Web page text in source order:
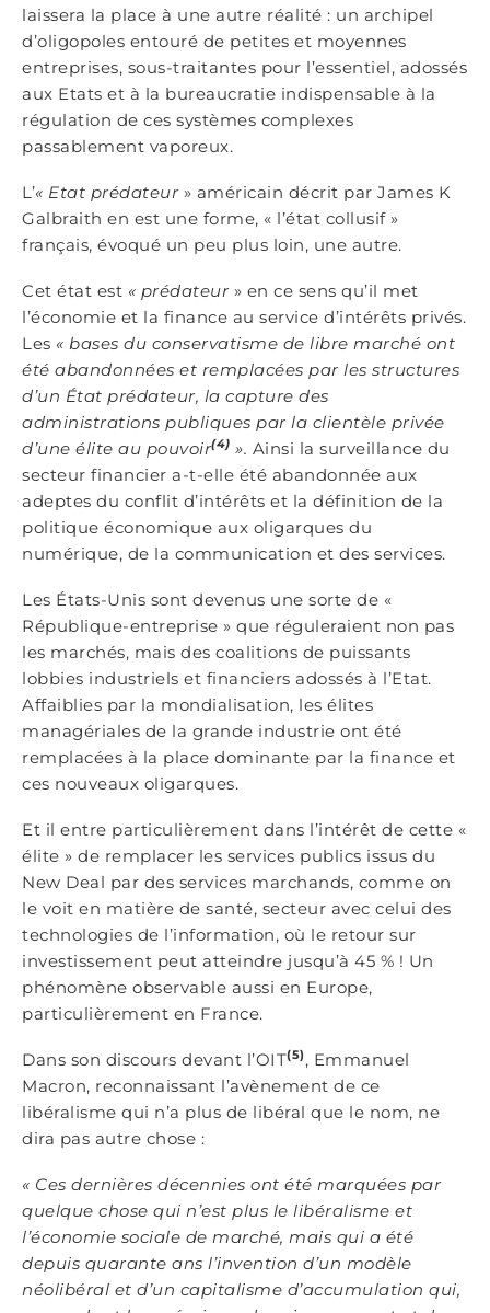
laissera la place à une autre réalité : un archipel
d’oligopoles entouré de petites et moyennes
entreprises, sous-traitantes pour l’essentiel, adossés
aux Etats et à la bureaucratie indispensable à la
régulation de ces systèmes complexes
passablement vaporeux.
L’« Etat prédateur » américain décrit par James K
Galbraith en est une forme, « l’état collusif »
français, évoqué un peu plus loin, une autre.
Cet état est « prédateur » en ce sens qu’il met
l’économie et la finance au service d’intérêts privés.
Les « bases du conservatisme de libre marché ont
été abandonnées et remplacées par les structures
d’un État prédateur, la capture des
administrations publiques par la clientèle privée
d’une élite au pouvoir(4) ». Ainsi la surveillance du
secteur financier a-t-elle été abandonnée aux
adeptes du conflit d’intérêts et la définition de la
politique économique aux oligarques du
numérique, de la communication et des services.
Les États-Unis sont devenus une sorte de «
République-entreprise » que réguleraient non pas
les marchés, mais des coalitions de puissants
lobbies industriels et financiers adossés à l’Etat.
Affaiblies par la mondialisation, les élites
managériales de la grande industrie ont été
remplacées à la place dominante par la finance et
ces nouveaux oligarques.
Et il entre particulièrement dans l’intérêt de cette «
élite » de remplacer les services publics issus du
New Deal par des services marchands, comme on
le voit en matière de santé, secteur avec celui des
technologies de l’information, où le retour sur
investissement peut atteindre jusqu’à 45 % ! Un
phénomène observable aussi en Europe,
particulièrement en France.
Dans son discours devant l’OIT(5) , Emmanuel
Macron, reconnaissant l’avènement de ce
libéralisme qui n’a plus de libéral que le nom, ne
dira pas autre chose :
« Ces dernières décennies ont été marquées par
quelque chose qui n’est plus le libéralisme et
l’économie sociale de marché, mais qui a été
depuis quarante ans l’invention d’un modèle
néolibéral et d’un capitalisme d’accumulation qui,